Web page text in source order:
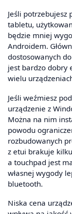
Jeśli potrzebujesz
tabletu,
będzie mniej
Androidem.
dostosowanych
jest bardzo dobry
wielu
Jeśli weźmiesz
urządzenie z
Można na nim
powodu
rozbudowanych
z etui brakuje
a touchpad jest
własnej wygody
bluetooth.
Niska cena